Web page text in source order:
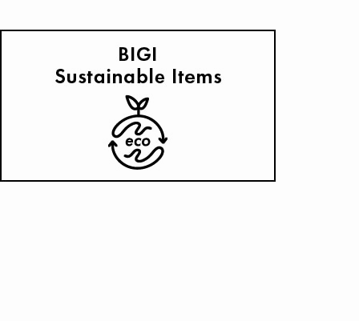
2026 Spring&Summer LOOKBOOK #02